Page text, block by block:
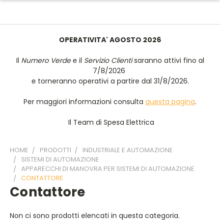
OPERATIVITA' AGOSTO 2026
Il Numero Verdee il Servizio Clientisaranno attivi fino al
7/8/2026
e torneranno operativi a partire dal 31/8/2026.
Per maggiori informazioni consulta questa pagina.
Il Team di Spesa Elettrica
HOME PRODOTTI
INDUSTRIALE E AUTOMAZIONE
SISTEMI DI AUTOMAZIONE
APPARECCHI DI MANOVRA PER SISTEMI DI AUTOMAZIONE
CONTATTORE
Contattore
Non ci sono prodotti elencati in questa categoria.